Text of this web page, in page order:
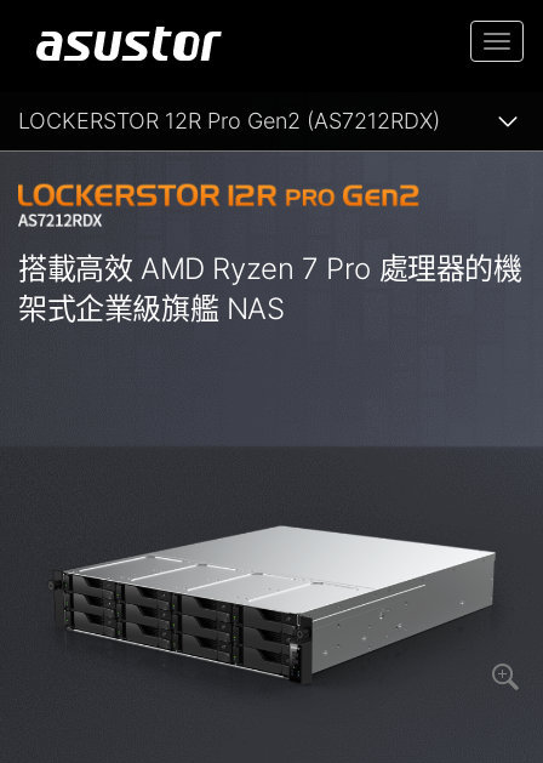
LOCKERSTOR 12R Pro Gen2 (AS7212RDX)
搭載高效 AMD Ryzen 7 Pro 處理器的機
架式企業級旗艦 NAS